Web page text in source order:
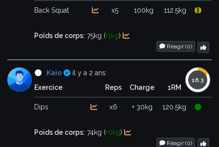
Back Squat x5 100kg 112.5kg
Poids de corps: 75kg (+1kg)
Réagir (0)
Kaio Certifié
il y a 2 ans:
Exercice
Reps Charge 1RM
Dips x6 + 30kg 120.5kg
Poids de corps: 74kg (+0kg)
Réagir (0)